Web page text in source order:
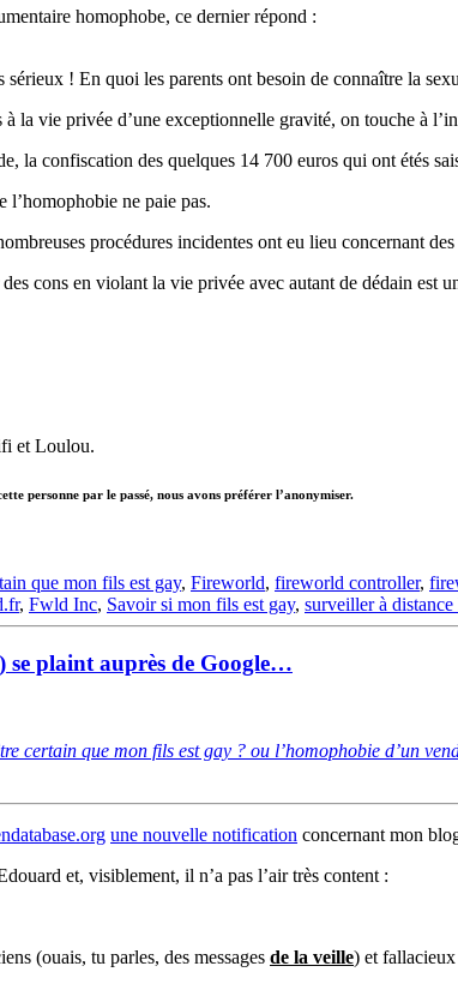
homophobe, ce dernier répond :
! En quoi les parents ont besoin de connaître la
la vie privée d’une exceptionnelle gravité, on touche à
la confiscation des quelques 14 700 euros qui ont étés
l’homophobie ne paie pas.
procédures incidentes ont eu lieu concernant
cons en violant la vie privée avec autant de dédain est
et Loulou.
personne par le passé, nous avons préférer l’anonymiser.
que mon fils est gay, Fireworld, fireworld controller,
, Fwld Inc, Savoir si mon fils est gay, surveiller à
plaint auprès de Google…
certain que mon fils est gay ? ou l’homophobie d’un
une nouvelle notification concernant mon
et, visiblement, il n’a pas l’air très content :
(ouais, tu parles, des messages de la veille) et fallacieux